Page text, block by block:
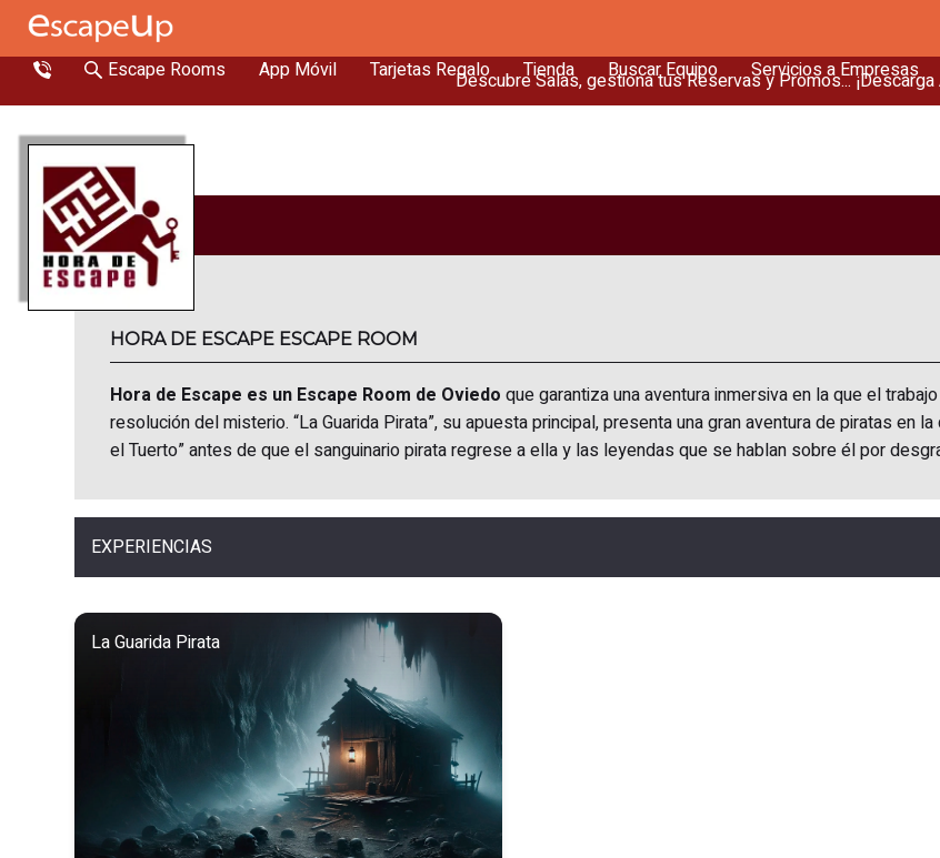
Escape Rooms App Móvil Tarjetas Regalo Tienda Buscar Equipo Servicios a Empresas
Descubre Salas, gestiona tus Reservas y Promos...
HORA DE ESCAPE ESCAPE ROOM
Hora de Escape es un Escape Room de Oviedo que garantiza una aventura inmersiva en la que el
resolución del misterio. “La Guarida Pirata”, su apuesta principal, presenta una gran aventura de piratas en
el Tuerto” antes de que el sanguinario pirata regrese a ella y las leyendas que se hablan sobre él por
EXPERIENCIAS
La Guarida Pirata